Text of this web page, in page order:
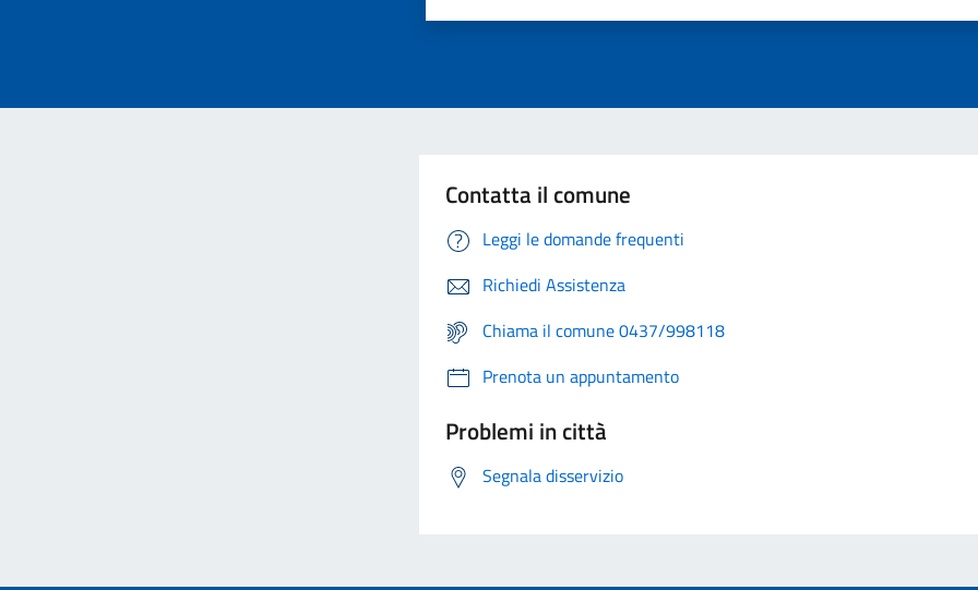
Contatta il comune
Leggi le domande frequenti
Richiedi Assistenza
Chiama il comune 0437/998118
Prenota un appuntamento
Problemi in città
Segnala disservizio